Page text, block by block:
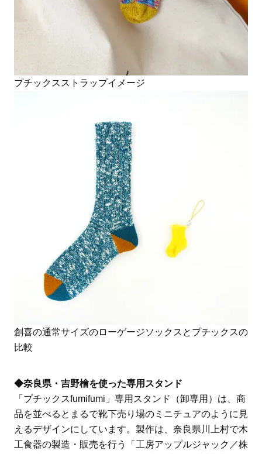
プチックスストラップイメージ
創喜の通常サイズのローゲージソックスとプチックスの
比較
◆奈良県・吉野檜を使った専用スタンド
「プチックスfumifumi」専用スタンド（卸専用）は、商
品を並べるとまるで靴下売り場のミニチュアのように見
えるデザインにしています。製作は、奈良県川上村で木
工食器の製造・販売を行う「工房アップルジャック／株